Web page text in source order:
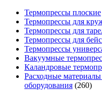
Термопрессы плоские
Термопрессы для
Термопрессы для
Термопрессы для
Термопрессы
Вакуумные
Каландровые
Расходные
оборудования (260)